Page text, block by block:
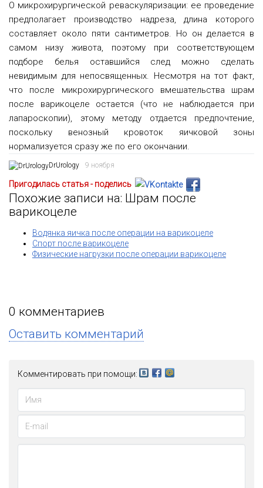
О микрохирургической реваскуляризации: ее проведение
предполагает производство надреза, длина которого
составляет около пяти сантиметров. Но он делается в
самом низу живота, поэтому при соответствующем
подборе белья оставшийся след можно сделать
невидимым для непосвященных. Несмотря на тот факт,
что после микрохирургического вмешательства шрам
после варикоцеле остается (что не наблюдается при
лапароскопии), этому методу отдается предпочтение,
поскольку венозный кровоток яичковой зоны
нормализуется сразу же по его окончании.
DrUrology 9 ноября
Пригодилась статья - поделись
Похожие записи на: Шрам после
варикоцеле
Водянка яичка после операции на варикоцеле
Спорт после варикоцеле
Физические нагрузки после операции варикоцеле
0 комментариев
Оставить комментарий
Комментировать при помощи: